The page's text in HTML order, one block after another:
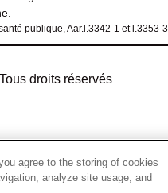
publique, Aar.l.3342-1 et l.3353-3
droits réservés
agree to the storing of cookies
analyze site usage, and